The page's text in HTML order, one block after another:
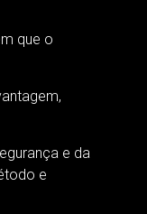
que o
e da
e